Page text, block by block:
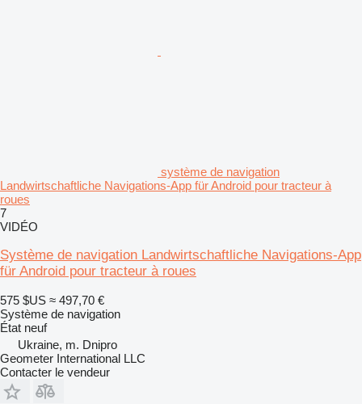
système de navigation
Landwirtschaftliche Navigations-App für Android pour tracteur à
roues
7
VIDÉO
Système de navigation Landwirtschaftliche Navigations-App
für Android pour tracteur à roues
575 $US ≈ 497,70 €
Système de navigation
État neuf
Ukraine, m. Dnipro
Geometer International LLC
Contacter le vendeur